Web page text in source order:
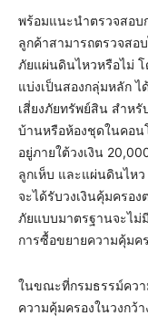
พร้อมแนะนำตรวจสอบ
ลูกค้าสามารถตรวจสอ
ภัยแผ่นดินไหวหรือไม่
แบ่งเป็นสองกลุ่มหลัก
เสี่ยงภัยทรัพย์สิน สำห
บ้านหรือห้องชุดในคอน
อยู่ภายใต้วงเงิน
ลูกเห็บ และแผ่นดินไห
จะได้รับวงเงินคุ้มครอ
ภัยแบบมาตรฐานจะไม่
การซื้อขยายความคุ้มค
ในขณะที่กรมธรรม์ควา
ความคุ้มครองในวงกว้